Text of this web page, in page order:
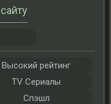
Высокий рейтинг
TV Сериалы
Спэшл